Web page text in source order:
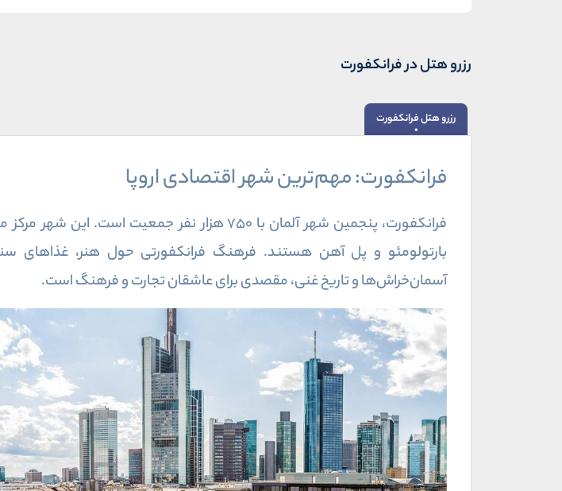
رزرو هتل در فرانکفورت
رزرو هتل فرانکفورت
فرانکفورت: مهم‌ترین شهر اقتصادی اروپا
فرانکفورت، پنجمین شهر آلمان با ۷۵۰ هزار نفر
بارتولومئو و پل آهن هستند. فرهنگ فرانکفورتی حول هنر، غذاهای
آسمان‌خراش‌ها و تاریخ غنی، مقصدی برای عاشقان تجارت و فرهنگ است.